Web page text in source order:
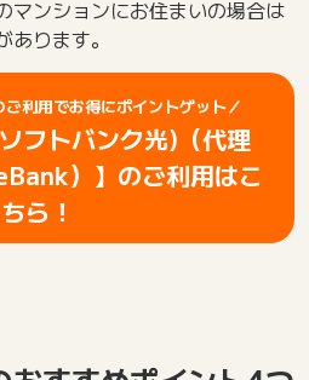
マンションにお住まいの場合は
ります。
利用でお得にポイントゲット／
フトバンク光)（代理
）】のご利用はこ
ちら！